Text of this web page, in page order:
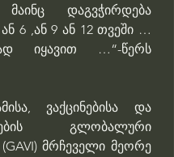
მაინც დაგვჭირდება
6 ,ან 9 ან 12 თვეში …
იყავით …“-წერს
ვაქცინებისა და
გლობალური
მრჩეველი მეორე